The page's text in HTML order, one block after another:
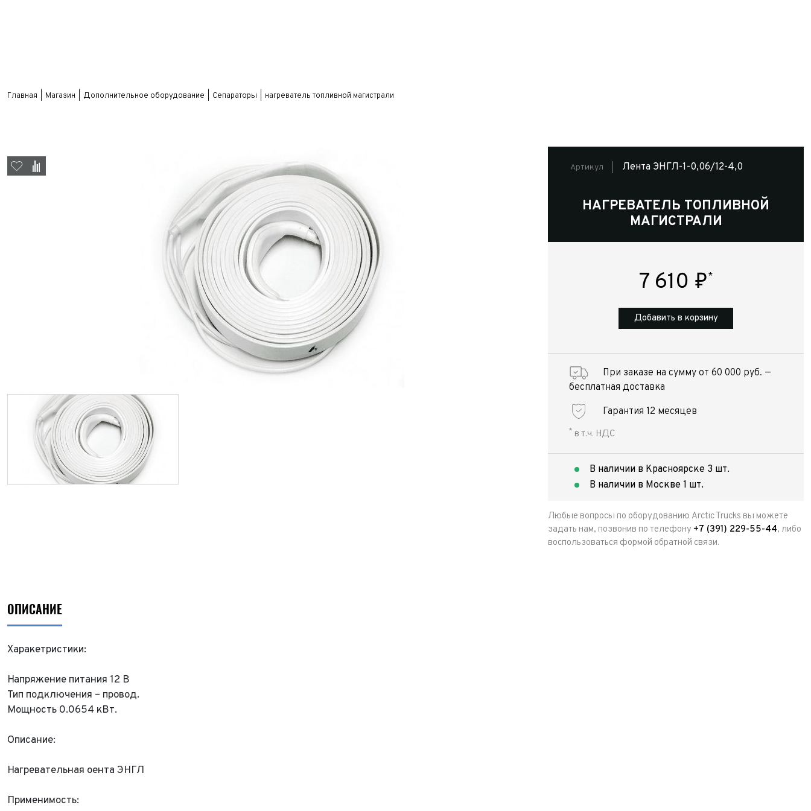
Главная Магазин Дополнительное оборудование Сепараторы нагреватель топливной магистрали
Артикул Лента ЭНГЛ-1-0,06/12-4,0
НАГРЕВАТЕЛЬ ТОПЛИВНОЙ
МАГИСТРАЛИ
7 610 ₽*
Добавить в корзину
При заказе на сумму от 60 000 руб. —
бесплатная доставка
Гарантия 12 месяцев
* в т.ч. НДС
В наличии в Красноярске 3 шт.
В наличии в Москве 1 шт.
Любые вопросы по оборудованию Arctic Trucks вы можете
задать нам, позвонив по телефону +7 (391) 229-55-44, либо
воспользоваться формой обратной связи.
ОПИСАНИЕ
Харакетристики:
Напряжение питания 12 В
Тип подключения – провод.
Мощность 0.0654 кВт.
Описание:
Нагревательная оента ЭНГЛ
Применимость: